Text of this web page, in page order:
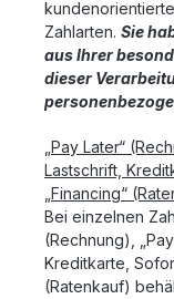
Zahlarten. Sie
aus Ihrer
dieser
„Pay Later“
Lastschrift,
„Financing“
Bei einzelnen
(Rechnung),
Kreditkarte,
(Ratenkauf)